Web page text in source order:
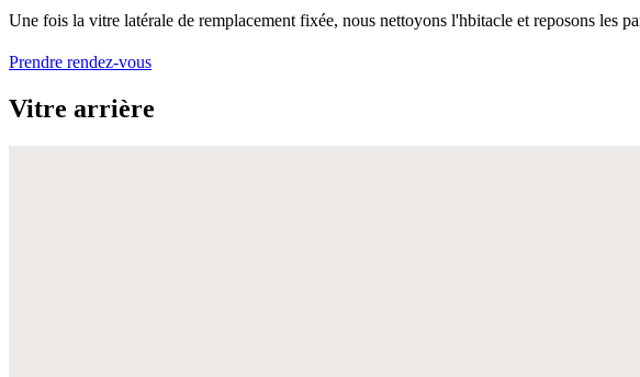
Une fois la vitre latérale de remplacement fixée, nous nettoyons l'hbitacle et reposons les
Prendre rendez-vous
Vitre arrière